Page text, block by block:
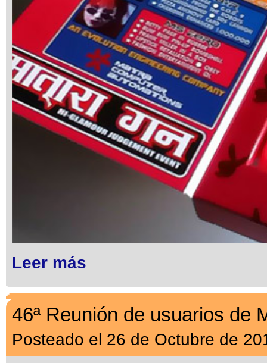
Leer más
46ª Reunión de usuarios de
Posteado el 26 de Octubre de